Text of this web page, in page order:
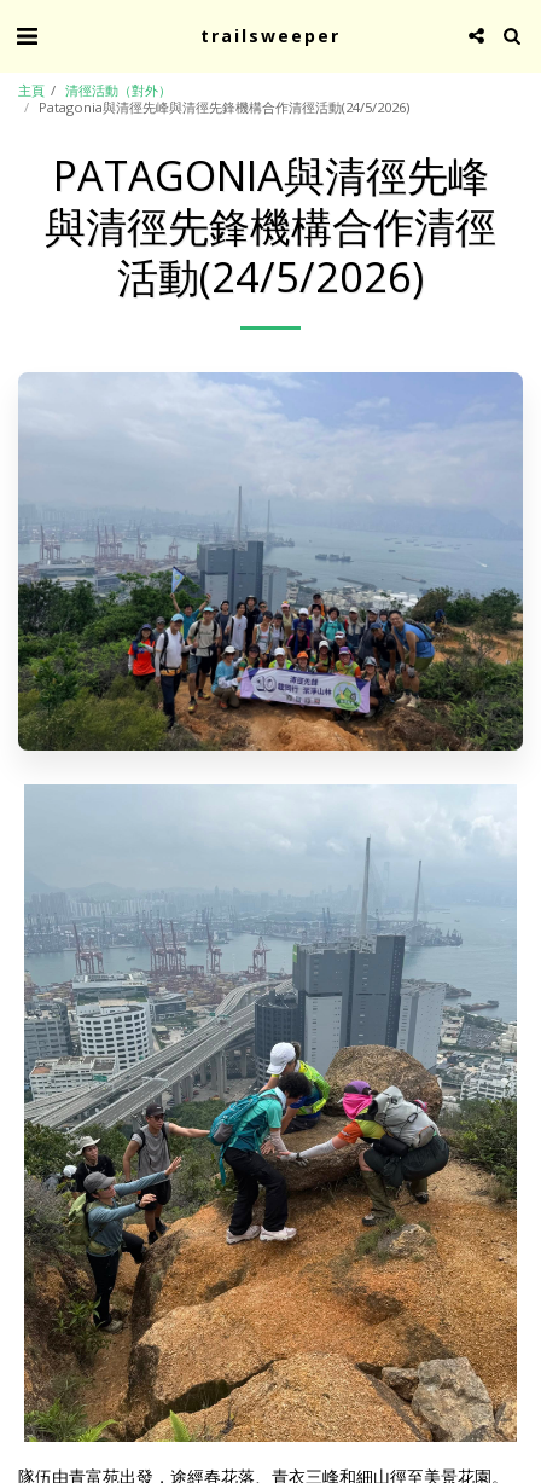
trailsweeper
主頁
清徑活動（對外）
Patagonia與清徑先峰與清徑先鋒機構合作清徑活動(24/5/2026)
PATAGONIA與清徑先峰
與清徑先鋒機構合作清徑
活動(24/5/2026)
隊伍由青富苑出發，途經春花落、青衣三峰和細山徑至美景花園。